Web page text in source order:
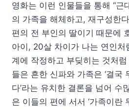
영화는 이런 인물들을 통해 “근
의 가족을 해체하고, 재구성한
편의 전 부인의 딸이기 때문에
아이, 20살 차이가 나는 연인처
계에 작정하고 부딪히는 것처
들은 흔한 신파와 가족은 ‘결국
다’라는 유치한 결론을 넘어 수
은 이들의 편에 서서 ‘가족이란